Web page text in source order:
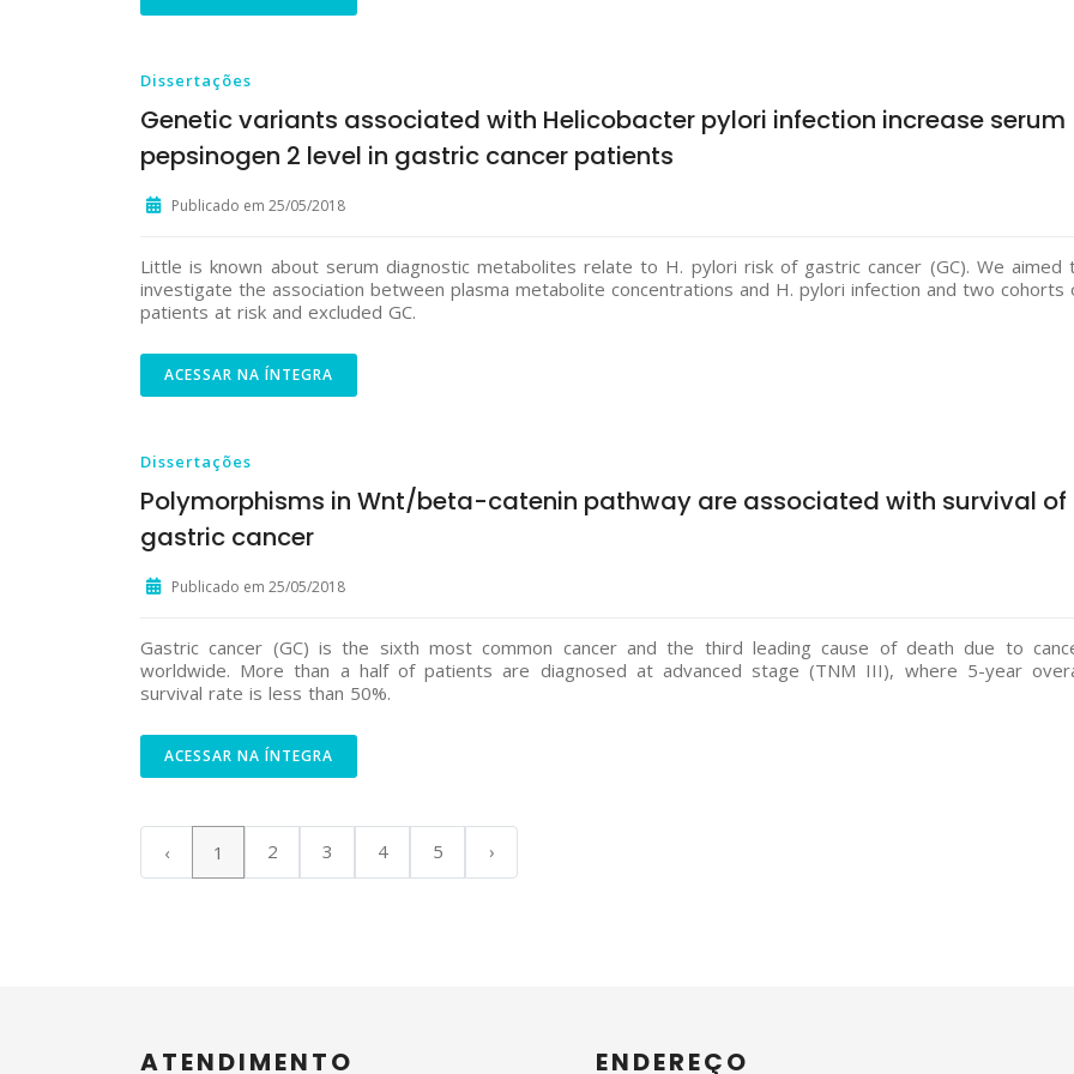
Dissertações
Genetic variants associated with Helicobacter pylori infection increase serum
pepsinogen 2 level in gastric cancer patients
Publicado em 25/05/2018
Little is known about serum diagnostic metabolites relate to H. pylori risk of gastric cancer (GC). We aimed
investigate the association between plasma metabolite concentrations and H. pylori infection and two cohorts
patients at risk and excluded GC.
ACESSAR NA ÍNTEGRA
Dissertações
Polymorphisms in Wnt/beta-catenin pathway are associated with survival of
gastric cancer
Publicado em 25/05/2018
Gastric cancer (GC) is the sixth most common cancer and the third leading cause of death due to
worldwide. More than a half of patients are diagnosed at advanced stage (TNM III), where 5-year
survival rate is less than 50%.
ACESSAR NA ÍNTEGRA
‹ 1 2 3 4 5 ›
ATENDIMENTO ENDEREÇO